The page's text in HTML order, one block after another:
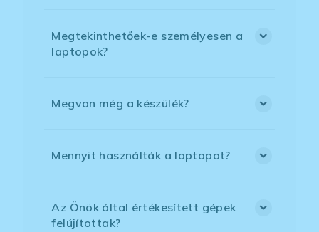
Megtekinthetőek-e személyesen a
laptopok?
Megvan még a készülék?
Mennyit használták a laptopot?
Az Önök által értékesített gépek
felújítottak?